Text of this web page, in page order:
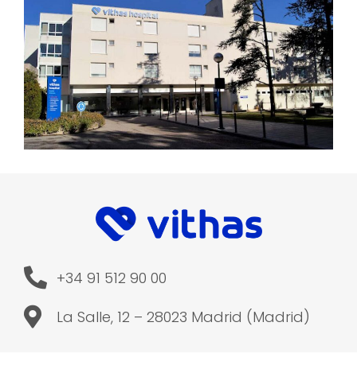
+34 91 512 90 00
La Salle, 12 – 28023 Madrid (Madrid)